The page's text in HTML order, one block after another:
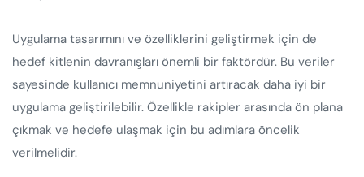
Uygulama tasarımını ve özelliklerini geliştirmek için de
hedef kitlenin davranışları önemli bir faktördür. Bu veriler
sayesinde kullanıcı memnuniyetini artıracak daha iyi bir
uygulama geliştirilebilir. Özellikle rakipler arasında ön plana
çıkmak ve hedefe ulaşmak için bu adımlara öncelik
verilmelidir.